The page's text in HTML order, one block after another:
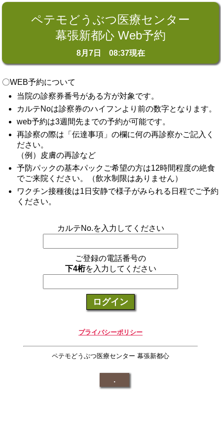
ペテモどうぶつ医療センター
幕張新都心 Web予約
8月7日 08:37現在
〇WEB予約について
当院の診察券番号がある方が対象です。
カルテNoは診察券のハイフンより前の数字となります。
web予約は3週間先までの予約が可能です。
再診察の際は「伝達事項」の欄に何の再診察かご記入く
ださい。
（例）皮膚の再診など
予防パックの基本パックご希望の方は12時間程度の絶食
でご来院ください。（飲水制限はありません）
ワクチン接種後は1日安静で様子がみられる日程でご予約
ください。
カルテNo.を入力してください
ご登録の電話番号の
下4桁を入力してください
ログイン
プライバシーポリシー
ペテモどうぶつ医療センター 幕張新都心
.